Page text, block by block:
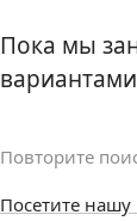
Пока мы
Повторите
Посетите